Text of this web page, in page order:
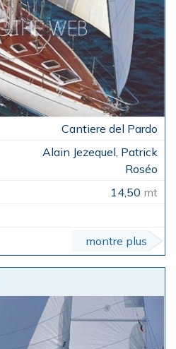
Cantiere del Pardo
Alain Jezequel, Patrick
Roséo
14,50 mt
montre plus